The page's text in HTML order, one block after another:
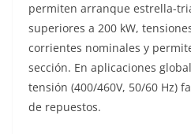
permiten arranque estrella-
superiores a 200 kW,
corrientes nominales y
sección. En aplicaciones
tensión (400/460V, 50/60 Hz)
de repuestos.